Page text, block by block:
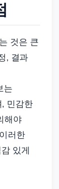
것은 큰
, 결과
는
민감한
해야
러한
있게